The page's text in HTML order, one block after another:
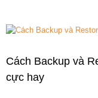
View
Cách Backup và
cực hay